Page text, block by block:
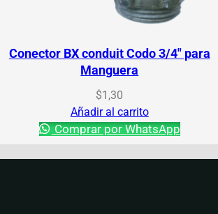
Conector BX conduit Codo 3/4″ para
Manguera
$1,30
Añadir al carrito
Comprar por WhatsApp